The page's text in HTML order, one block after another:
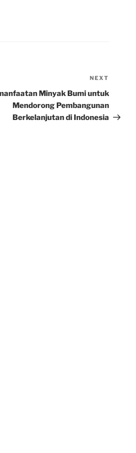
Post
NEXT
Minyak Bumi untuk
Mendorong Pembangunan
Berkelanjutan di Indonesia